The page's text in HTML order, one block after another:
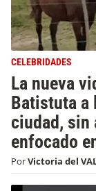
CELEBRIDADES
La nueva
Batistuta a
ciudad, sin
enfocado
PorVictoria del